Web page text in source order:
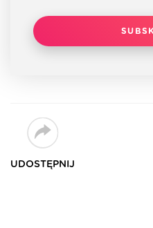
UDOSTĘPNIJ